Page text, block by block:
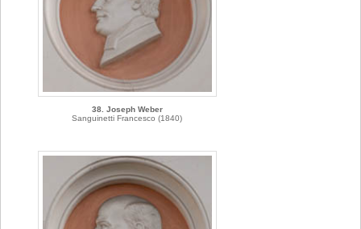
38. Joseph Weber
Sanguinetti Francesco (1840)